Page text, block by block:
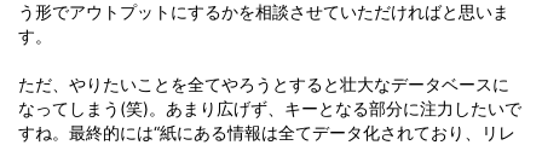
う形でアウトプットにするかを相談させていただければと思いま
す。
ただ、やりたいことを全てやろうとすると壮大なデータベースに
なってしまう(笑)。あまり広げず、キーとなる部分に注力したいで
すね。最終的には“紙にある情報は全てデータ化されており、リレ